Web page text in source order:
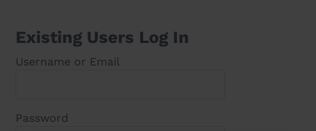
Existing Users Log In
Username or Email
Password